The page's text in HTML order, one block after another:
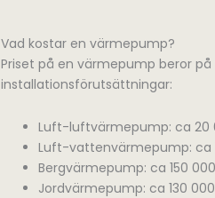
Vad kostar en värmepump?
Priset på en värmepump beror
installationsförutsättningar:
Luft-luftvärmepump: ca 20
Luft-vattenvärmepump: ca
Bergvärmepump: ca 150
Jordvärmepump: ca 130